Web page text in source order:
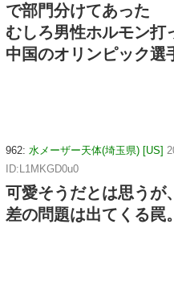
で部門分けてあった
むしろ男性ホルモン打
中国のオリンピック選
962: 水メーザー天体(埼玉県) [US]
ID:L1MKGD0u0
可愛そうだとは思うが
差の問題は出てくる罠。